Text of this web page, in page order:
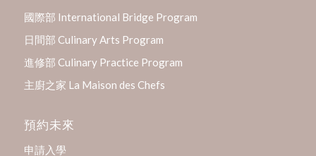
國際部 International Bridge Program
日間部 Culinary Arts Program
進修部 Culinary Practice Program
主廚之家 La Maison des Chefs
預約未來
申請入學